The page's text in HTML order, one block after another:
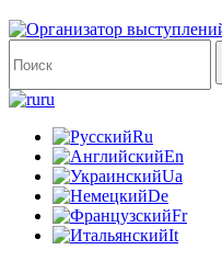
ru
Ru
En
Ua
De
Fr
It